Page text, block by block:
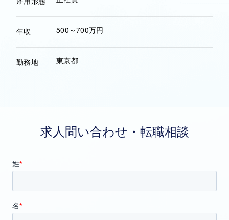
年収 500～700万円
勤務地 東京都
求人問い合わせ・転職相談